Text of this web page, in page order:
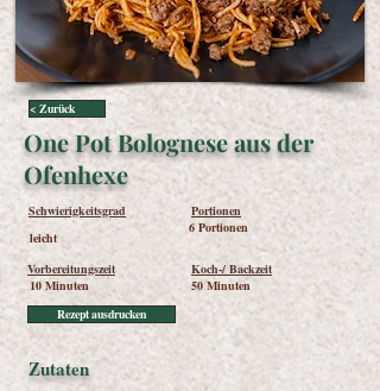
< Zurück
One Pot Bolognese aus der
Ofenhexe
Schwierigkeitsgrad
Portionen
leicht
6 Portionen
Vorbereitungszeit
10 Minuten
Koch-/ Backzeit
50 Minuten
Rezept ausdrucken
Zutaten